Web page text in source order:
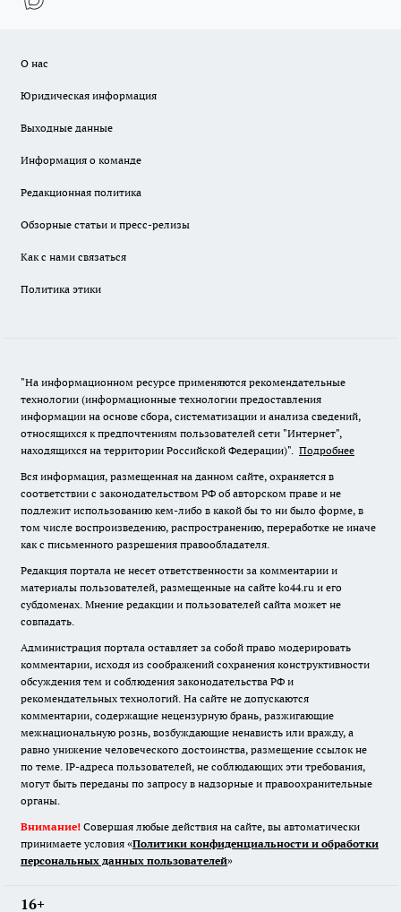
О нас
Юридическая информация
Выходные данные
Информация о команде
Редакционная политика
Обзорные статьи и пресс-релизы
Как с нами связаться
Политика этики
"На информационном ресурсе применяются рекомендательные
технологии (информационные технологии предоставления
информации на основе сбора, систематизации и анализа сведений,
относящихся к предпочтениям пользователей сети "Интернет",
находящихся на территории Российской Федерации)". Подробнее
Вся информация, размещенная на данном сайте, охраняется в
соответствии с законодательством РФ об авторском праве и не
подлежит использованию кем-либо в какой бы то ни было форме, в
том числе воспроизведению, распространению, переработке не иначе
как с письменного разрешения правообладателя.
Редакция портала не несет ответственности за комментарии и
материалы пользователей, размещенные на сайте ko44.ru и его
субдоменах. Мнение редакции и пользователей сайта может не
совпадать.
Администрация портала оставляет за собой право модерировать
комментарии, исходя из соображений сохранения конструктивности
обсуждения тем и соблюдения законодательства РФ и
рекомендательных технологий. На сайте не допускаются
комментарии, содержащие нецензурную брань, разжигающие
межнациональную рознь, возбуждающие ненависть или вражду, а
равно унижение человеческого достоинства, размещение ссылок не
по теме. IP-адреса пользователей, не соблюдающих эти требования,
могут быть переданы по запросу в надзорные и правоохранительные
органы.
Внимание! Совершая любые действия на сайте, вы автоматически
принимаете условия «Политики конфиденциальности и обработки
персональных данных пользователей»
16+